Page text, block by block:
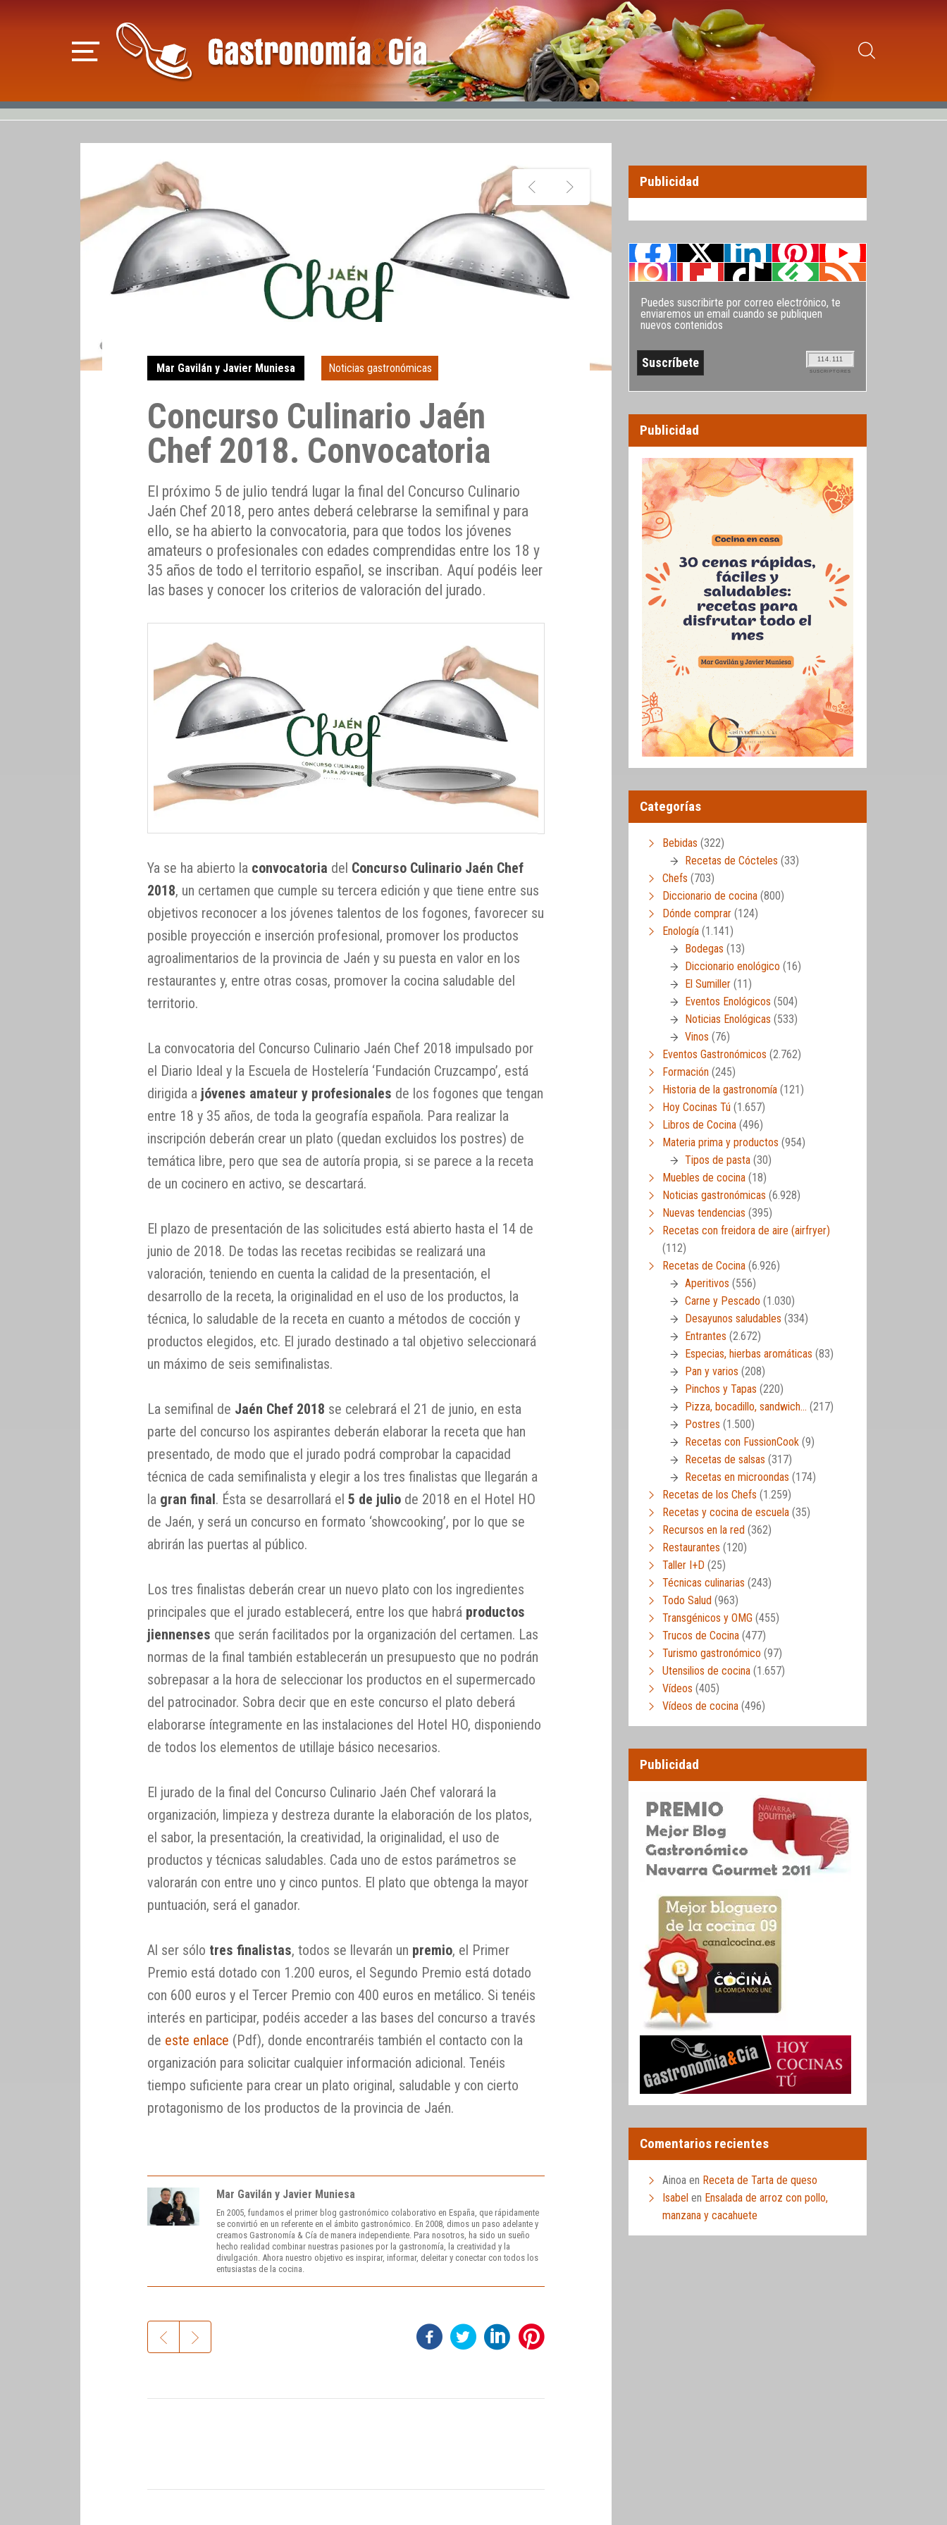
Mar Gavilán y Javier Muniesa Noticias gastronómicas
Concurso Culinario Jaén
Chef 2018. Convocatoria
El próximo 5 de julio tendrá lugar la final del Concurso Culinario
Jaén Chef 2018, pero antes deberá celebrarse la semifinal y para
ello, se ha abierto la convocatoria, para que todos los jóvenes
amateurs o profesionales con edades comprendidas entre los 18 y
35 años de todo el territorio español, se inscriban. Aquí podéis leer
las bases y conocer los criterios de valoración del jurado.
Ya se ha abierto la convocatoria del Concurso Culinario Jaén Chef
2018, un certamen que cumple su tercera edición y que tiene entre sus
objetivos reconocer a los jóvenes talentos de los fogones, favorecer su
posible proyección e inserción profesional, promover los productos
agroalimentarios de la provincia de Jaén y su puesta en valor en los
restaurantes y, entre otras cosas, promover la cocina saludable del
territorio.
La convocatoria del Concurso Culinario Jaén Chef 2018 impulsado por
el Diario Ideal y la Escuela de Hostelería ‘Fundación Cruzcampo’, está
dirigida a jóvenes amateur y profesionales de los fogones que tengan
entre 18 y 35 años, de toda la geografía española. Para realizar la
inscripción deberán crear un plato (quedan excluidos los postres) de
temática libre, pero que sea de autoría propia, si se parece a la receta
de un cocinero en activo, se descartará.
El plazo de presentación de las solicitudes está abierto hasta el 14 de
junio de 2018. De todas las recetas recibidas se realizará una
valoración, teniendo en cuenta la calidad de la presentación, el
desarrollo de la receta, la originalidad en el uso de los productos, la
técnica, lo saludable de la receta en cuanto a métodos de cocción y
productos elegidos, etc. El jurado destinado a tal objetivo seleccionará
un máximo de seis semifinalistas.
La semifinal de Jaén Chef 2018 se celebrará el 21 de junio, en esta
parte del concurso los aspirantes deberán elaborar la receta que han
presentado, de modo que el jurado podrá comprobar la capacidad
técnica de cada semifinalista y elegir a los tres finalistas que llegarán a
la gran final. Ésta se desarrollará el5 de julio de 2018 en el Hotel HO
de Jaén, y será un concurso en formato ‘showcooking’, por lo que se
abrirán las puertas al público.
Los tres finalistas deberán crear un nuevo plato con los ingredientes
principales que el jurado establecerá, entre los que habrá productos
jiennenses que serán facilitados por la organización del certamen. Las
normas de la final también establecerán un presupuesto que no podrán
sobrepasar a la hora de seleccionar los productos en el supermercado
del patrocinador. Sobra decir que en este concurso el plato deberá
elaborarse íntegramente en las instalaciones del Hotel HO, disponiendo
de todos los elementos de utillaje básico necesarios.
El jurado de la final del Concurso Culinario Jaén Chef valorará la
organización, limpieza y destreza durante la elaboración de los platos,
el sabor, la presentación, la creatividad, la originalidad, el uso de
productos y técnicas saludables. Cada uno de estos parámetros se
valorarán con entre uno y cinco puntos. El plato que obtenga la mayor
puntuación, será el ganador.
Al ser sólo tres finalistas, todos se llevarán un premio, el Primer
Premio está dotado con 1.200 euros, el Segundo Premio está dotado
con 600 euros y el Tercer Premio con 400 euros en metálico. Si tenéis
interés en participar, podéis acceder a las bases del concurso a través
de este enlace (Pdf), donde encontraréis también el contacto con la
organización para solicitar cualquier información adicional. Tenéis
tiempo suficiente para crear un plato original, saludable y con cierto
protagonismo de los productos de la provincia de Jaén.
Mar Gavilán y Javier Muniesa
En 2005, fundamos el primer blog gastronómico colaborativo en España, que rápidamente
se convirtió en un referente en el ámbito gastronómico. En 2008, dimos un paso adelante y
creamos Gastronomía & Cía de manera independiente. Para nosotros, ha sido un sueño
hecho realidad combinar nuestras pasiones por la gastronomía, la creatividad y la
divulgación. Ahora nuestro objetivo es inspirar, informar, deleitar y conectar con todos los
entusiastas de la cocina.
Publicidad
Puedes suscribirte por correo electrónico, te
enviaremos un email cuando se publiquen
nuevos contenidos
114.111
SUSCRIPTORES
Publicidad
Categorías
Bebidas (322)
Recetas de Cócteles (33)
Chefs (703)
Diccionario de cocina (800)
Dónde comprar (124)
Enología (1.141)
Bodegas (13)
Diccionario enológico (16)
El Sumiller (11)
Eventos Enológicos (504)
Noticias Enológicas (533)
Vinos (76)
Eventos Gastronómicos (2.762)
Formación (245)
Historia de la gastronomía (121)
Hoy Cocinas Tú (1.657)
Libros de Cocina (496)
Materia prima y productos (954)
Tipos de pasta (30)
Muebles de cocina (18)
Noticias gastronómicas (6.928)
Nuevas tendencias (395)
Recetas con freidora de aire (airfryer)
(112)
Recetas de Cocina (6.926)
Aperitivos (556)
Carne y Pescado (1.030)
Desayunos saludables (334)
Entrantes (2.672)
Especias, hierbas aromáticas (83)
Pan y varios (208)
Pinchos y Tapas (220)
Pizza, bocadillo, sandwich… (217)
Postres (1.500)
Recetas con FussionCook (9)
Recetas de salsas (317)
Recetas en microondas (174)
Recetas de los Chefs (1.259)
Recetas y cocina de escuela (35)
Recursos en la red (362)
Restaurantes (120)
Taller I+D (25)
Técnicas culinarias (243)
Todo Salud (963)
Transgénicos y OMG (455)
Trucos de Cocina (477)
Turismo gastronómico (97)
Utensilios de cocina (1.657)
Vídeos (405)
Vídeos de cocina (496)
Publicidad
Comentarios recientes
Ainoa en Receta de Tarta de queso
Isabel en Ensalada de arroz con pollo,
manzana y cacahuete